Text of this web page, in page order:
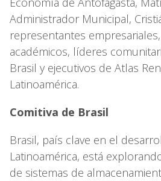
Administrador Municipal,
representantes
académicos, líderes
Brasil y ejecutivos de Atlas
Latinoamérica.
Comitiva de Brasil
Brasil, país clave en el
Latinoamérica, está
de sistemas de